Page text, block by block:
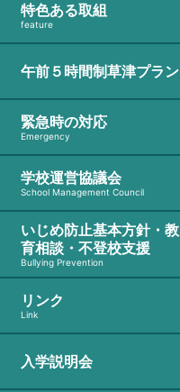
特色ある取組
feature
午前５時間制草津プラン
緊急時の対応
Emergency
学校運営協議会
School Management Council
いじめ防止基本方針・教
育相談・不登校支援
Bullying Prevention
リンク
Link
入学説明会